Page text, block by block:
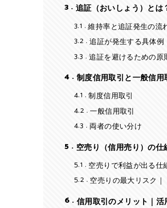
3
追証（おいしょう）と
3.1
維持率と追証発生の流
3.2 追証が発生する具体例
3.3 追証を避けるための原
4
制度信用取引と一般信
4.1
制度信用取引
4.2 一般信用取引
4.3 両者の使い分け
5
空売り（信用売り）の仕
5.1
空売りで利益が出る仕
5.2 空売りの最大リスク｜
6
信用取引のメリット｜